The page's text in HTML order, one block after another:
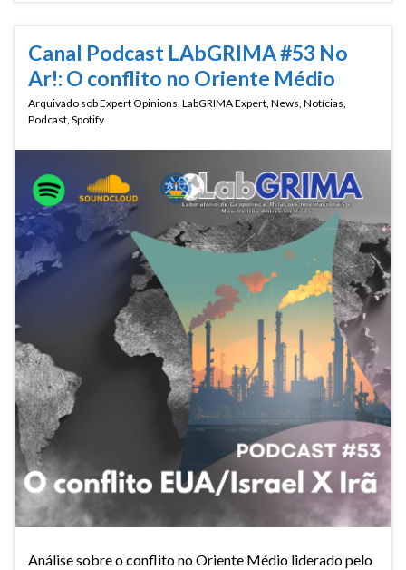
Canal Podcast LAbGRIMA #53 No
Ar!: O conflito no Oriente Médio
Arquivado sobExpert Opinions, LabGRIMA Expert, News, Notícias,
Podcast, Spotify
Análise sobre o conflito no Oriente Médio liderado pelo